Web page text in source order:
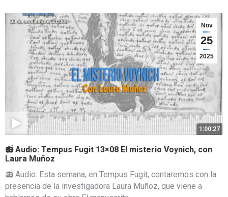
Nov
25
2025
1:00:27
📻 Audio: Tempus Fugit 13×08 El misterio Voynich, con
Laura Muñoz
📻 Audio: Esta semana, en Tempus Fugit, contaremos con la
presencia de la investigadora Laura Muñoz, que viene a